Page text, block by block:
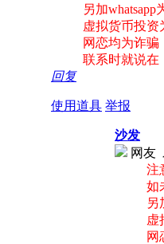
另加whatsapp
虚拟货币投资
网恋均为诈骗
联系时就说在
回复
使用道具 举报
沙发
网友
注
如
另
虚
网